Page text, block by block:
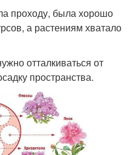
проходу, была хорошо
а растениям хватало
отталкиваться от
пространства.